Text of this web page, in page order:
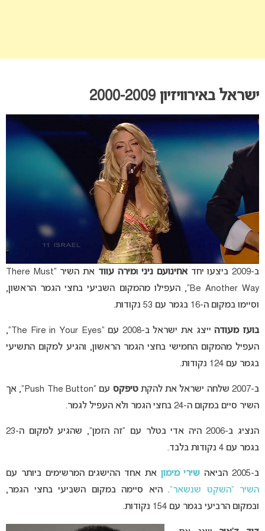
ישראל באירוויזיון 2000-2009
ב-2009 ביצעו יחד אחינועם ניניומירה עווד
את השיר “There Must
Be Another Way”, העפילו מהמקום השביעי בחצי הגמר הראשון,
וסיימו במקום ה-16 בגמר עם 53 נקודות.
בועז מעודה
ייצג את ישראל ב-2008 עם “The Fire in Your Eyes”,
העפיל מהמקום החמישי בחצי הגמר הראשון, והגיע למקום התשיעי
בגמר עם 124 נקודות.
ב-2007 שלחה ישראל את להקת טיפקס
עם “Push The Button”, אך
השיר סיים במקום ה-24 בחצי הגמר ולא העפיל לגמר.
הנציג ב-2006 היה אדי בטלר עם “זה הזמן”, שהגיע למקום ה-23
בגמר עם 4 נקודות בלבד.
ב-2005 הביאה שירי מימון את אחד ההישגים המרשימים ביותר עם
השיר “השקט שנשאר”. היא סיימה במקום השביעי בחצי הגמר,
ובמקום הרביעי בגמר עם 154 נקודות.